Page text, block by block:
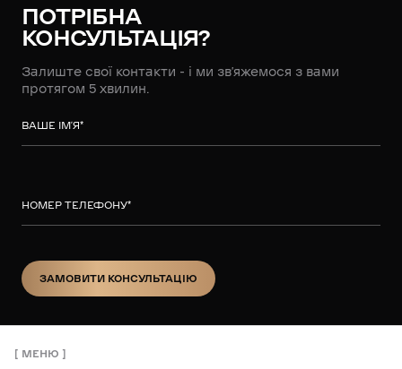
ПОТРІБНА
КОНСУЛЬТАЦІЯ?
Залиште свої контакти - і ми зв’яжемося з вами
протягом 5 хвилин.
ВАШЕ ІМ’Я*
НОМЕР ТЕЛЕФОНУ*
ЗАМОВИТИ КОНСУЛЬТАЦІЮ
МЕНЮ